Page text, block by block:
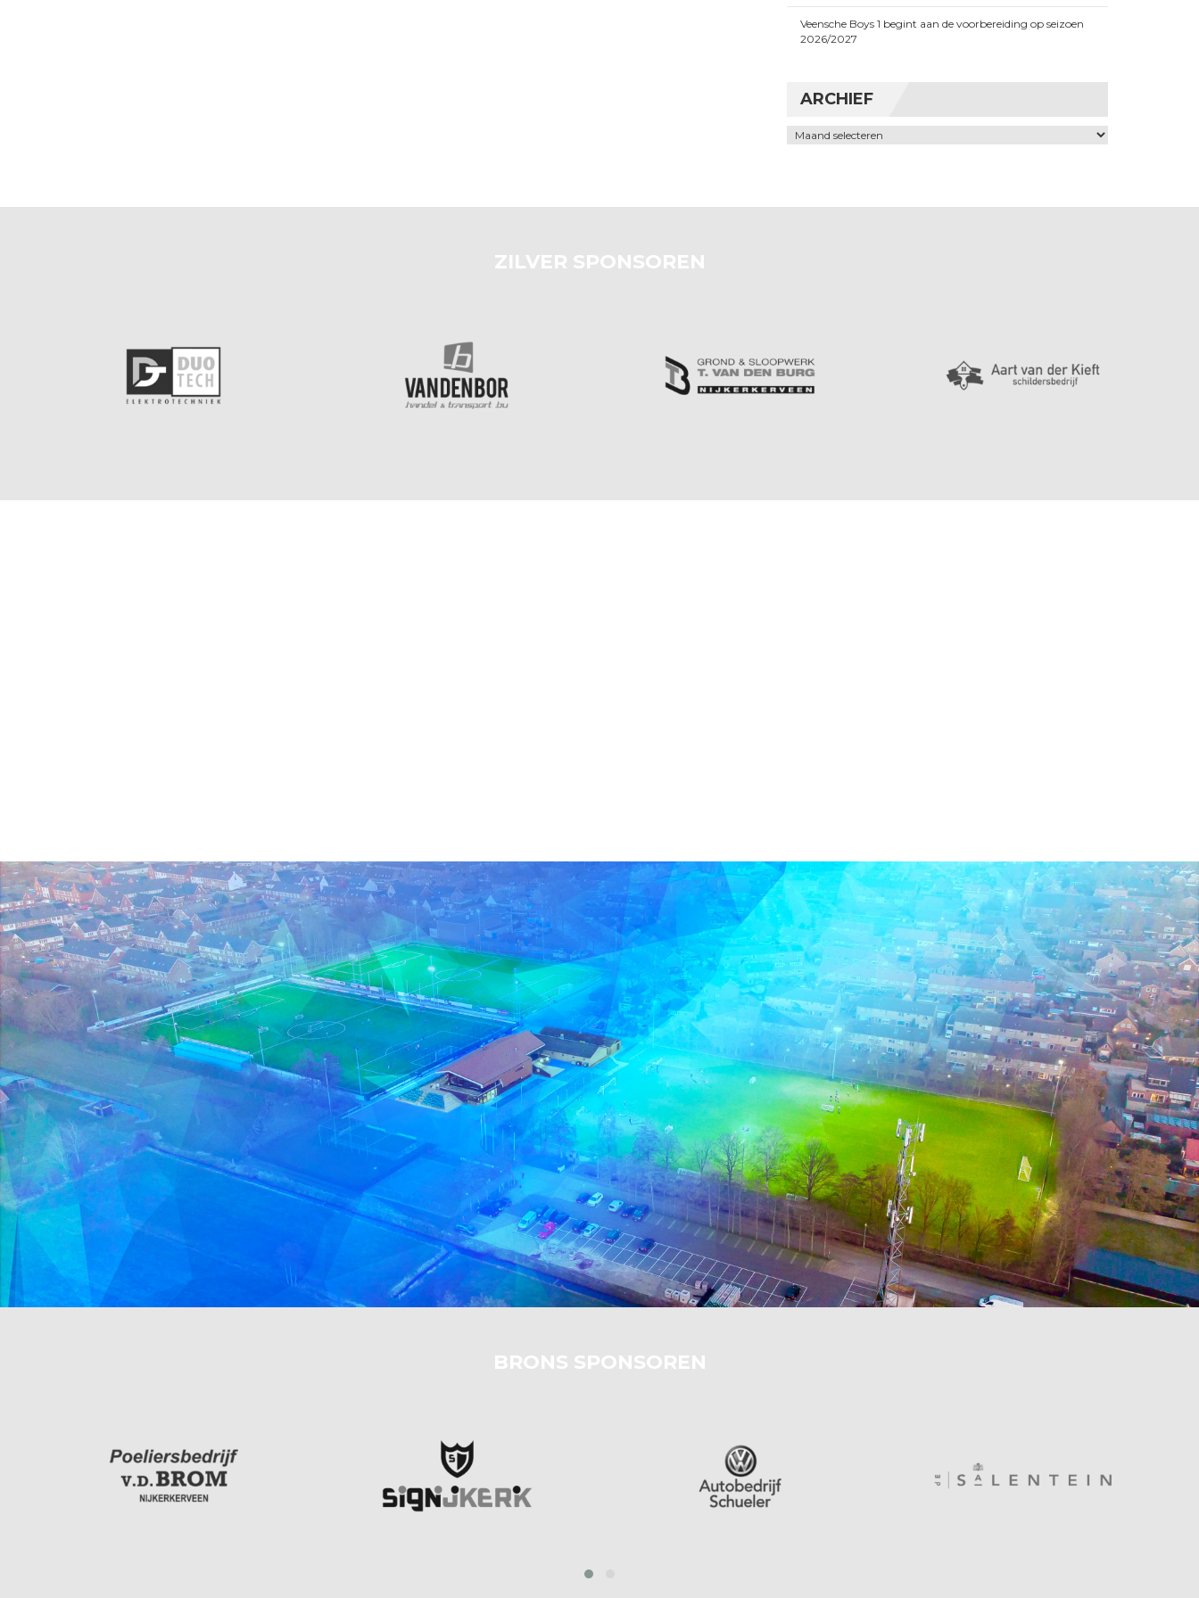
Veensche Boys 1 begint aan de voorbereiding op seizoen
2026/2027
ARCHIEF
Archief
ZILVER SPONSOREN
BRONS SPONSOREN
prev